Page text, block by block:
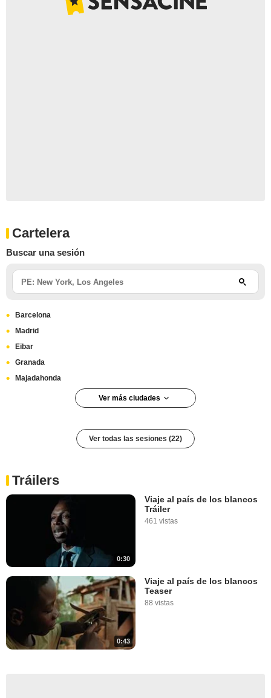
Cartelera
Buscar una sesión
Barcelona
Madrid
Eibar
Granada
Majadahonda
Ver más ciudades
Vic
Sant Cugat Del Valles
Ver todas las sesiones (22)
Tráilers
0:30
Viaje al país de los blancos
Tráiler
461 vistas
0:43
Viaje al país de los blancos
Teaser
88 vistas